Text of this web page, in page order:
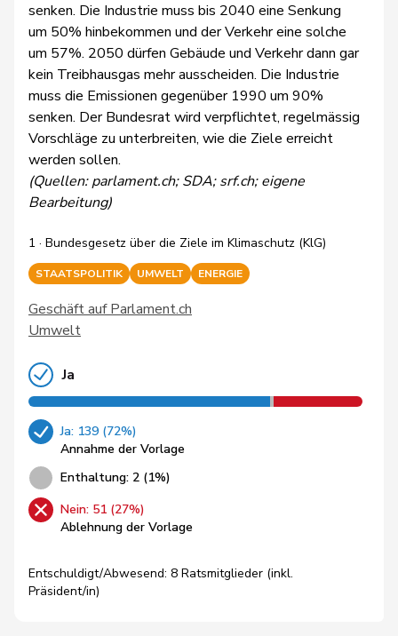
senken. Die Industrie muss bis 2040 eine Senkung
um 50% hinbekommen und der Verkehr eine solche
um 57%. 2050 dürfen Gebäude und Verkehr dann gar
kein Treibhausgas mehr ausscheiden. Die Industrie
muss die Emissionen gegenüber 1990 um 90%
senken. Der Bundesrat wird verpflichtet, regelmässig
Vorschläge zu unterbreiten, wie die Ziele erreicht
werden sollen.
(Quellen: parlament.ch; SDA; srf.ch; eigene
Bearbeitung)
1 · Bundesgesetz über die Ziele im Klimaschutz (KlG)
STAATSPOLITIK UMWELT ENERGIE
Geschäft auf Parlament.ch
Umwelt
Ja
Ja: 139 (72%)
Annahme der Vorlage
Enthaltung: 2 (1%)
Nein: 51 (27%)
Ablehnung der Vorlage
Entschuldigt/Abwesend: 8 Ratsmitglieder (inkl.
Präsident/in)